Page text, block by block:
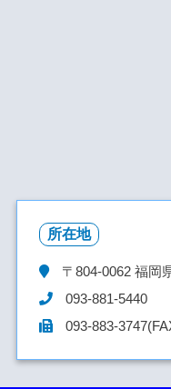
所在地
〒804-0062福岡
093-881-5440
093-883-